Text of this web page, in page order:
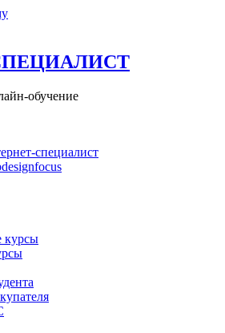
обучение
специалист
курсы